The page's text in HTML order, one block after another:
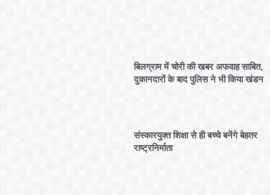
बिलग्राम में चोरी की खबर अफवाह साबित,
दुकानदारों के बाद पुलिस ने भी किया खंडन
संस्कारयुक्त शिक्षा से ही बच्चे बनेंगे बेहतर
राष्ट्रनिर्माता